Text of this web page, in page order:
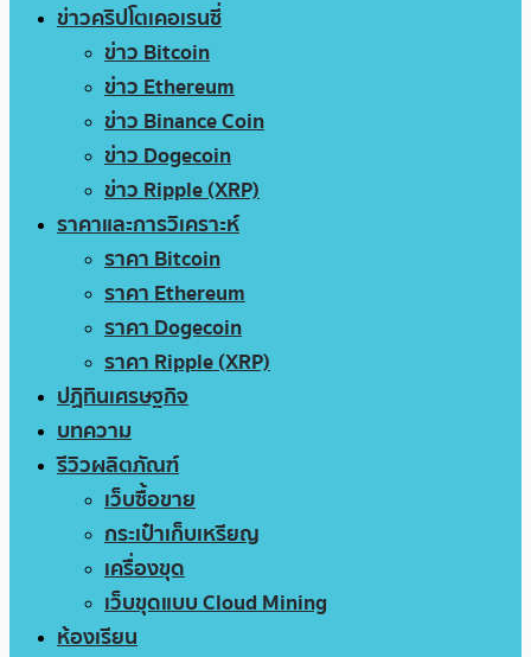
ข่าวคริปโตเคอเรนซี่
ข่าว Bitcoin
ข่าว Ethereum
ข่าว Binance Coin
ข่าว Dogecoin
ข่าว Ripple (XRP)
ราคาและการวิเคราะห์
ราคา Bitcoin
ราคา Ethereum
ราคา Dogecoin
ราคา Ripple (XRP)
ปฏิทินเศรษฐกิจ
บทความ
รีวิวผลิตภัณฑ์
เว็บซื้อขาย
กระเป๋าเก็บเหรียญ
เครื่องขุด
เว็บขุดแบบ Cloud Mining
ห้องเรียน